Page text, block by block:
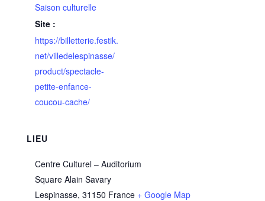
Saison culturelle
Site :
https://billetterie.festik.
net/villedelespinasse/
product/spectacle-
petite-enfance-
coucou-cache/
LIEU
Centre Culturel – Auditorium
Square Alain Savary
Lespinasse, 31150 France + Google Map